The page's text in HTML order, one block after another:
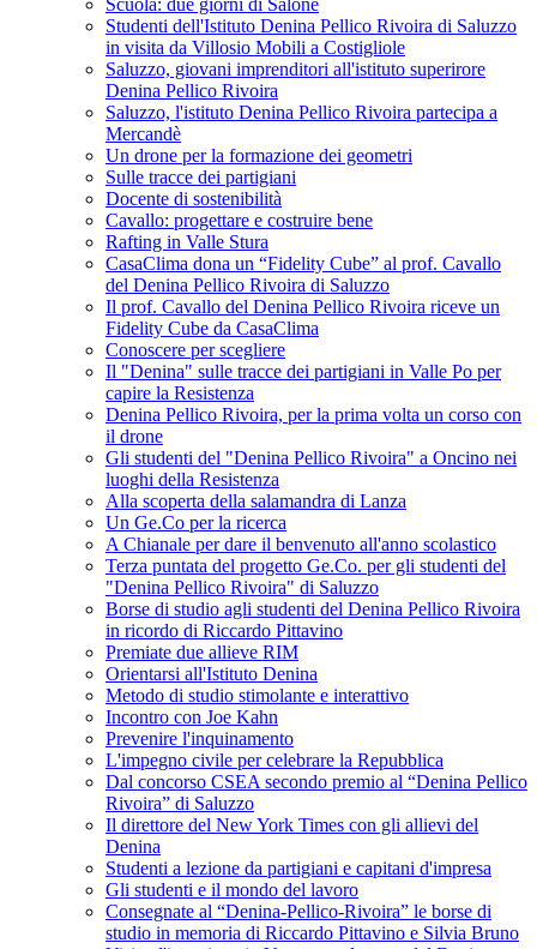
Scuola: due giorni di Salone
Studenti dell'Istituto Denina Pellico Rivoira di Saluzzo
in visita da Villosio Mobili a Costigliole
Saluzzo, giovani imprenditori all'istituto superirore
Denina Pellico Rivoira
Saluzzo, l'istituto Denina Pellico Rivoira partecipa a
Mercandè
Un drone per la formazione dei geometri
Sulle tracce dei partigiani
Docente di sostenibilità
Cavallo: progettare e costruire bene
Rafting in Valle Stura
CasaClima dona un “Fidelity Cube” al prof. Cavallo
del Denina Pellico Rivoira di Saluzzo
Il prof. Cavallo del Denina Pellico Rivoira riceve un
Fidelity Cube da CasaClima
Conoscere per scegliere
Il "Denina" sulle tracce dei partigiani in Valle Po per
capire la Resistenza
Denina Pellico Rivoira, per la prima volta un corso con
il drone
Gli studenti del "Denina Pellico Rivoira" a Oncino nei
luoghi della Resistenza
Alla scoperta della salamandra di Lanza
Un Ge.Co per la ricerca
A Chianale per dare il benvenuto all'anno scolastico
Terza puntata del progetto Ge.Co. per gli studenti del
"Denina Pellico Rivoira" di Saluzzo
Borse di studio agli studenti del Denina Pellico Rivoira
in ricordo di Riccardo Pittavino
Premiate due allieve RIM
Orientarsi all'Istituto Denina
Metodo di studio stimolante e interattivo
Incontro con Joe Kahn
Prevenire l'inquinamento
L'impegno civile per celebrare la Repubblica
Dal concorso CSEA secondo premio al “Denina Pellico
Rivoira” di Saluzzo
Il direttore del New York Times con gli allievi del
Denina
Studenti a lezione da partigiani e capitani d'impresa
Gli studenti e il mondo del lavoro
Consegnate al “Denina-Pellico-Rivoira” le borse di
studio in memoria di Riccardo Pittavino e Silvia Bruno